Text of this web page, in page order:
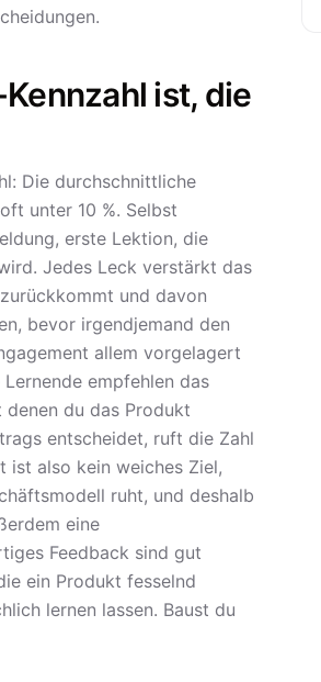
ist, die
Die durchschnittliche
unter 10 %. Selbst
erste Lektion, die
Jedes Leck verstärkt das
und davon
bevor irgendjemand den
allem vorgelagert
empfehlen das
du das Produkt
entscheidet, ruft die Zahl
ist also kein weiches Ziel,
ruht, und deshalb
eine
Feedback sind gut
ein Produkt fesselnd
lernen lassen. Baust du